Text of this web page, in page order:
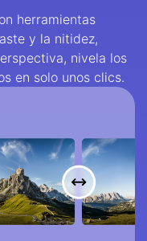
herramientas
y la nitidez,
nivela los
en solo unos clics.